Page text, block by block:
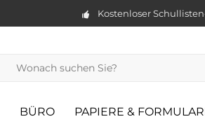
Kostenloser
BÜRO PAPIERE &